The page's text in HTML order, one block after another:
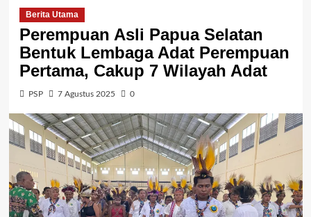
Berita Utama
Perempuan Asli Papua Selatan
Bentuk Lembaga Adat Perempuan
Pertama, Cakup 7 Wilayah Adat
PSP 7 Agustus 2025 0